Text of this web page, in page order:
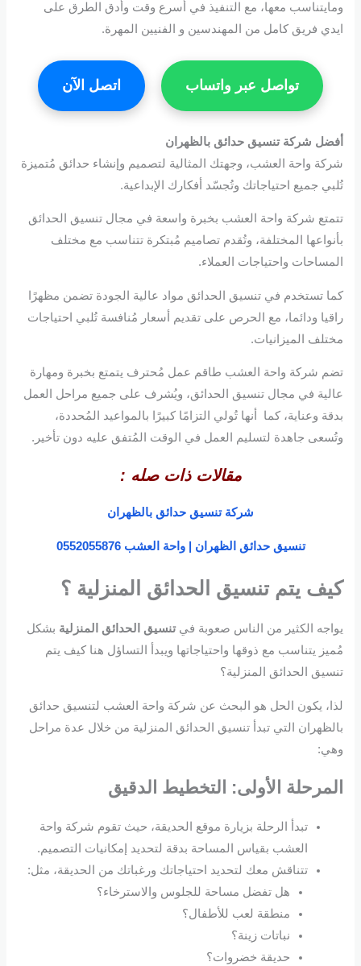
ومايتناسب معها، مع التنفيذ في أسرع وقت وأدق الطرق على
ايدي فريق كامل من المهندسين و الفنيين المهرة.
تواصل عبر واتساب اتصل الآن
أفضل شركة تنسيق حدائق بالظهران
شركة واحة العشب، وجهتك المثالية لتصميم وإنشاء حدائق مُتميزة
تُلبي جميع احتياجاتك وتُجسّد أفكارك الإبداعية.
تتمتع شركة واحة العشب بخبرة واسعة في مجال تنسيق الحدائق
بأنواعها المختلفة، وتُقدم تصاميم مُبتكرة تتناسب مع مختلف
المساحات واحتياجات العملاء.
كما تستخدم في تنسيق الحدائق مواد عالية الجودة تضمن مظهرًا
راقيا ودائما، مع الحرص على تقديم أسعار مُنافسة تُلبي احتياجات
مختلف الميزانيات.
تضم شركة واحة العشب طاقم عمل مُحترف يتمتع بخبرة ومهارة
عالية في مجال تنسيق الحدائق، ويُشرف على جميع مراحل العمل
بدقة وعناية، كما أنها تُولي التزامًا كبيرًا بالمواعيد المُحددة،
وتُسعى جاهدة لتسليم العمل في الوقت المُتفق عليه دون تأخير.
مقالات ذات صله :
شركة تنسيق حدائق بالظهران
تنسيق حدائق الظهران | واحة العشب 0552055876
كيف يتم تنسيق الحدائق المنزلية ؟
يواجه الكثير من الناس صعوبة في تنسيق الحدائق المنزليةبشكل
مُميز يتناسب مع ذوقها واحتياجاتها ويبدأ التساؤل هنا كيف يتم
تنسيق الحدائق المنزلية؟
لذا، يكون الحل هو البحث عن شركة واحة العشب لتنسيق حدائق
بالظهران التي تبدأ تنسيق الحدائق المنزلية من خلال عدة مراحل
وهي:
المرحلة الأولى: التخطيط الدقيق
تبدأ الرحلة بزيارة موقع الحديقة، حيث تقوم شركة واحة
العشب بقياس المساحة بدقة لتحديد إمكانيات التصميم.
تتناقش معك لتحديد احتياجاتك ورغباتك من الحديقة، مثل:
هل تفضل مساحة للجلوس والاسترخاء؟
منطقة لعب للأطفال؟
نباتات زينة؟
حديقة خضروات؟